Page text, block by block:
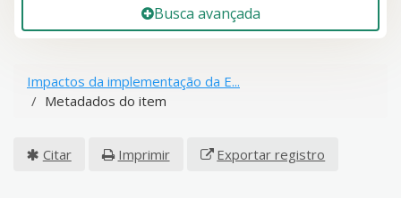
Busca avançada
Impactos da implementação da E...
Metadados do item
Citar Imprimir Exportar registro